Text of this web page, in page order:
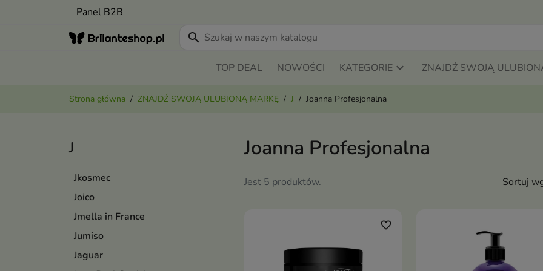
Panel B2B
search
TOP DEAL NOWOŚCI KATEGORIE ZNAJDŹ SWOJĄ
Strona główna ZNAJDŹ SWOJĄ ULUBIONĄ MARKĘ J Joanna Profesjonalna
J
Jkosmec
Joico
Jmella in France
Jumiso
Jaguar
Joanna Profesjonalna
Jest 5 produktów. Sortuj
favorite_border